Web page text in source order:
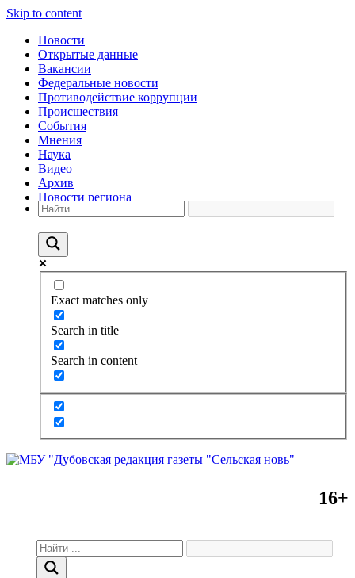
Skip to content
Новости
Открытые данные
Вакансии
Федеральные новости
Противодействие коррупции
Происшествия
События
Мнения
Наука
Видео
Архив
Новости региона
Exact matches only
Search in title
Search in content
16+